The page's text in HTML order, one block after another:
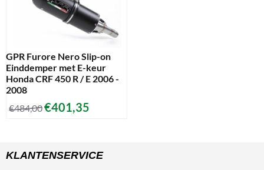
GPR Furore Nero Slip-on
Einddemper met E-keur
Honda CRF 450 R / E 2006 -
2008
€484,00€401,35
KLANTENSERVICE